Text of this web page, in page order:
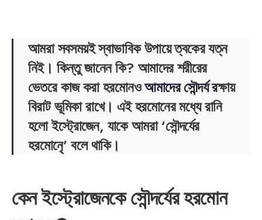
আমরা সবসময়ই স্বাভাবিক উপায়ে ত্বকের যত্ন
নিই। কিন্তু জানেন কি? আমাদের শরীরের
ভেতরে কাজ করা হরমোনওআমাদের সৌন্দর্য রক্ষায়
বিরাট ভূমিকা রাখে। এই হরমোনের মধ্যে রানি
হলো ইস্ট্রোজেন, যাকে আমরা ‘সৌন্দর্যের
হরমোনৃে’ বলে থাকি।
কেন ইস্ট্রোজেনকে সৌন্দর্যের হরমোন